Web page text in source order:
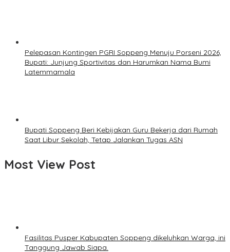
Pelepasan Kontingen PGRI Soppeng Menuju Porseni 2026,
Bupati: Junjung Sportivitas dan Harumkan Nama Bumi
Latemmamala
Bupati Soppeng Beri Kebijakan Guru Bekerja dari Rumah
Saat Libur Sekolah, Tetap Jalankan Tugas ASN
Most View Post
Fasilitas Pusper Kabupaten Soppeng dikeluhkan Warga, ini
Tanggung Jawab Siapa.